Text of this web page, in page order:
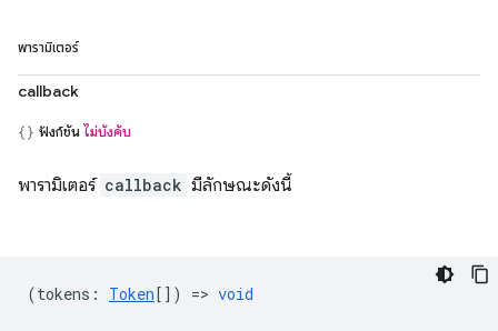
พารามิเตอร์
callback
ฟังก์ชัน ไม่บังคับ
พารามิเตอร์ callback มีลักษณะดังนี้
(tokens : Token[]) => void